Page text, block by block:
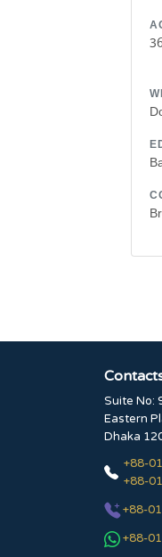
Suite No:
Eastern
Dhaka
+88-
+88-
+88-
+88-